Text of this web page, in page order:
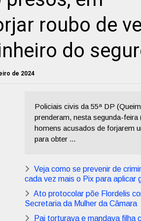
roubo de
do
de 2024
Policiais civis da 55ª DP
prenderam, nesta segunda-feira
homens acusados de forjarem
para obter ...
Veja como se prevenir de
cada vez mais o Pix para aplicar
Ato protocolar põe Flordelis
Secretaria da Mulher da Câmara
Pai torturava e mandava filha